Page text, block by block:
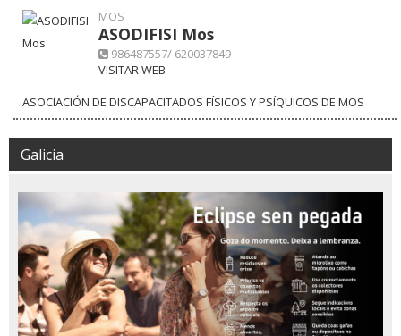
MOS
ASODIFISI Mos
986487557/ 620037849
VISITAR WEB
ASOCIACIÓN DE DISCAPACITADOS FÍSICOS Y PSÍQUICOS DE MOS
Galicia